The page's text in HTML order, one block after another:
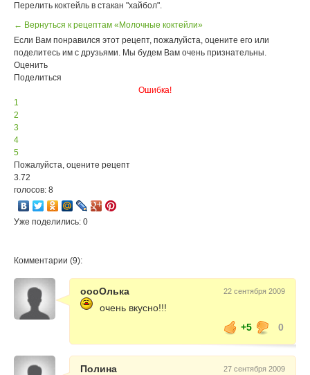
Перелить коктейль в стакан "хайбол".
← Вернуться к рецептам «Молочные коктейли»
Если Вам понравился этот рецепт, пожалуйста, оцените его или
поделитесь им с друзьями. Мы будем Вам очень признательны.
Оценить
Поделиться
Ошибка!
1
2
3
4
5
Пожалуйста, оцените рецепт
3.72
голосов: 8
Уже поделились: 0
Комментарии (9):
оооОлька 22 сентября 2009
очень вкусно!!!
+5
0
Полина 27 сентября 2009